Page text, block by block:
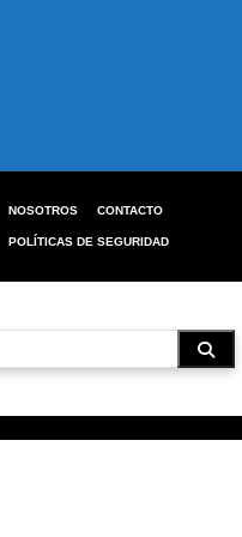
NOSOTROS CONTACTO
POLÍTICAS DE SEGURIDAD